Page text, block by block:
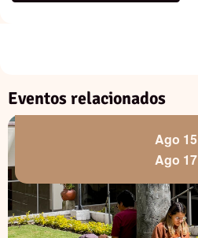
Eventos relacionados
Ago 15
Ago 17